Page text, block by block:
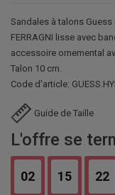
Sandales à talons Guess
FERRAGNI lisse avec
accessoire ornemental
Talon 10 cm.
Code d'article:
Guide de Taille
L'offre se
02 15 22